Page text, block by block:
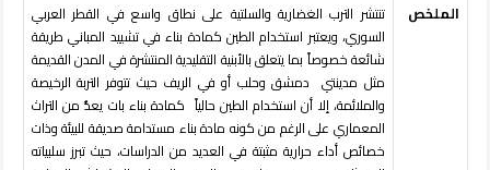
الملخص
تنتشر الترب الغضارية والسلتية على نطاق واسع في القطر العربي
السوري، ويعتبر استخدام الطين كمادة بناء في تشييد المباني طريقة
شائعة خصوصاً بما يتعلق بالأبنية التقليدية المنتشرة في المدن القديمة
مثل مدينتي دمشق وحلب أو في الريف حيث تتوفر التربة الرخيصة
والملائمة، إلا أن استخدام الطين حالياً كمادة بناء بات يعدُّ من التراث
المعماري على الرغم من كونه مادة بناء مستدامة صديقة للبيئة وذات
خصائص أداء حرارية مثبتة في العديد من الدراسات، حيث تبرز سلبياته